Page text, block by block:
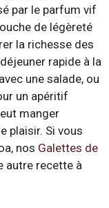
par le parfum vif
de légèreté
la richesse des
rapide à la
une salade, ou
un apéritif
manger
plaisir. Si vous
nos Galettes de
autre recette à